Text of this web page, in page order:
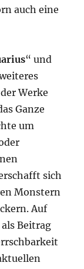
auch eine
“ und
Werke
Ganze
um
sich
Monstern
Auf
Beitrag